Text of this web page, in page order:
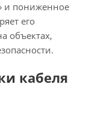
и пониженное
его
объектах,
кабеля